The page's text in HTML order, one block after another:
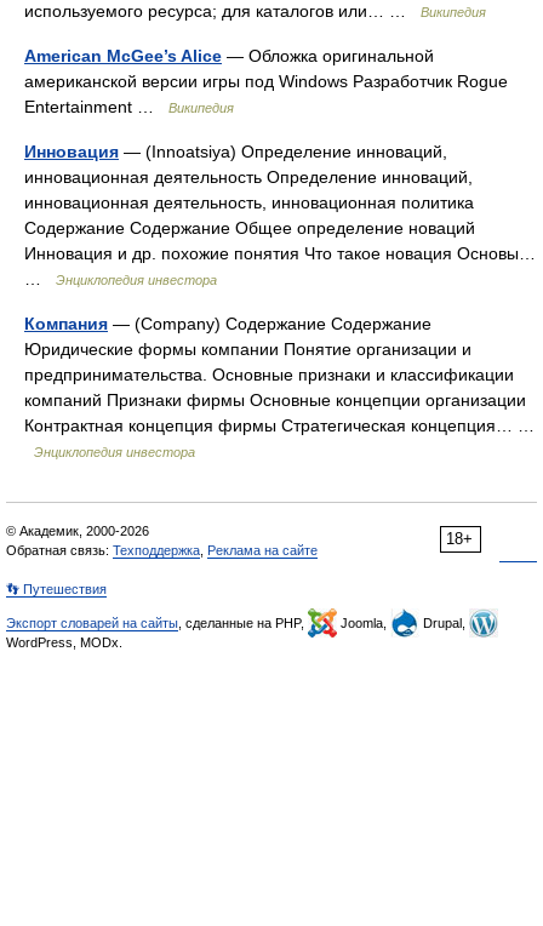
используемого ресурса; для каталогов или… …
Википедия
American McGee’s Alice — Обложка оригинальной
американской версии игры под Windows Разработчик Rogue
Entertainment …
Википедия
Инновация — (Innoatsiya) Определение инноваций,
инновационная деятельность Определение инноваций,
инновационная деятельность, инновационная политика
Содержание Содержание Общее определение новаций
Инновация и др. похожие понятия Что такое новация Основы…
Энциклопедия инвестора
Компания — (Company) Содержание Содержание
Юридические формы компании Понятие организации и
предпринимательства. Основные признаки и классификации
компаний Признаки фирмы Основные концепции организации
Контрактная концепция фирмы Стратегическая концепция… …
Энциклопедия инвестора
18+
© Академик, 2000-2026
Обратная связь: Техподдержка Реклама на сайте
👣 Путешествия
Экспорт словарей на сайты , сделанные на PHP, Joomla,
Drupal,
WordPress, MODx.